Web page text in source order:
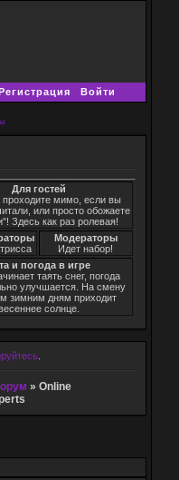
Войти
Для гостей
проходите мимо, если вы
или просто обожаете
Здесь как раз ролевая!
Модераторы
Идет набор!
и погода в игре
таять снег, погода
улучшается. На смену
зимним дням приходит
солнце.
» Online